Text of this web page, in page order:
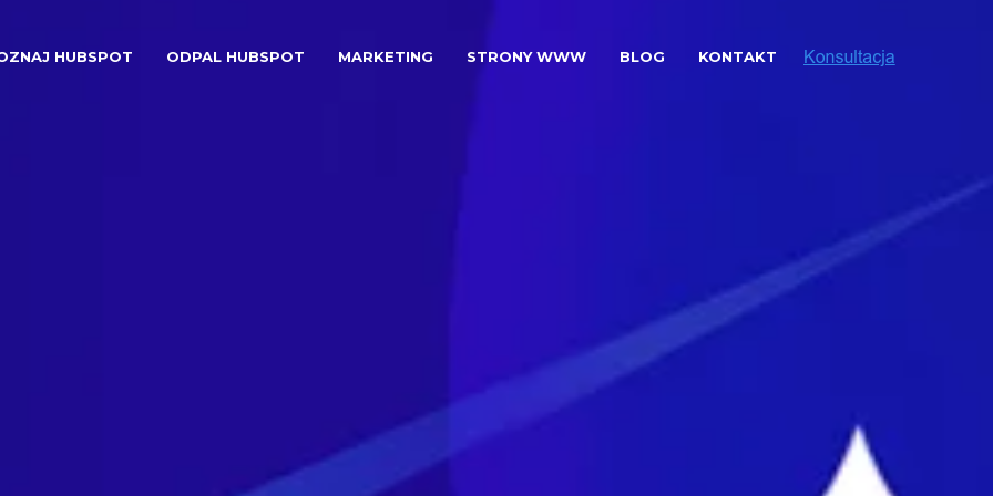
HUBSPOT ODPAL HUBSPOT MARKETING STRONY WWW BLOG KONTAKT